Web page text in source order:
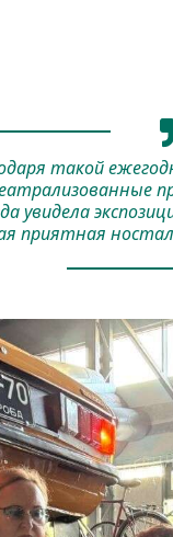
такой
увидела
приятная